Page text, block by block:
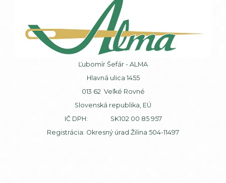
Ľubomír Šefár - ALMA
Hlavná ulica 1455
013 62 Veľké Rovné
Slovenská republika, EÚ
IČ DPH: SK102 00 85 957
Registrácia: Okresný úrad Žilina 504-11497